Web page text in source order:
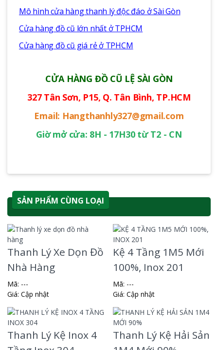
Mô hình cửa hàng thanh lý độc đáo ở Sài Gòn
Cửa hàng đồ cũ lớn nhất ở TPHCM
Cửa hàng đồ cũ giá rẻ ở TPHCM
CỬA HÀNG ĐỒ CŨ LỆ SÀI GÒN
327 Tân Sơn, P15, Q. Tân Bình, TP.HCM
Email: Hangthanhly327@gmail.com
Giờ mở cửa: 8H - 17H30 từ T2 - CN
SẢN PHẨM CÙNG LOẠI
Thanh Lý Xe Dọn Đồ
Nhà Hàng
Mã: ---
Giá: Cập nhật
Kệ 4 Tầng 1M5 Mới
100%, Inox 201
Mã: ---
Giá: Cập nhật
Thanh Lý Kệ Inox 4
Thanh Lý Kệ Hải Sản